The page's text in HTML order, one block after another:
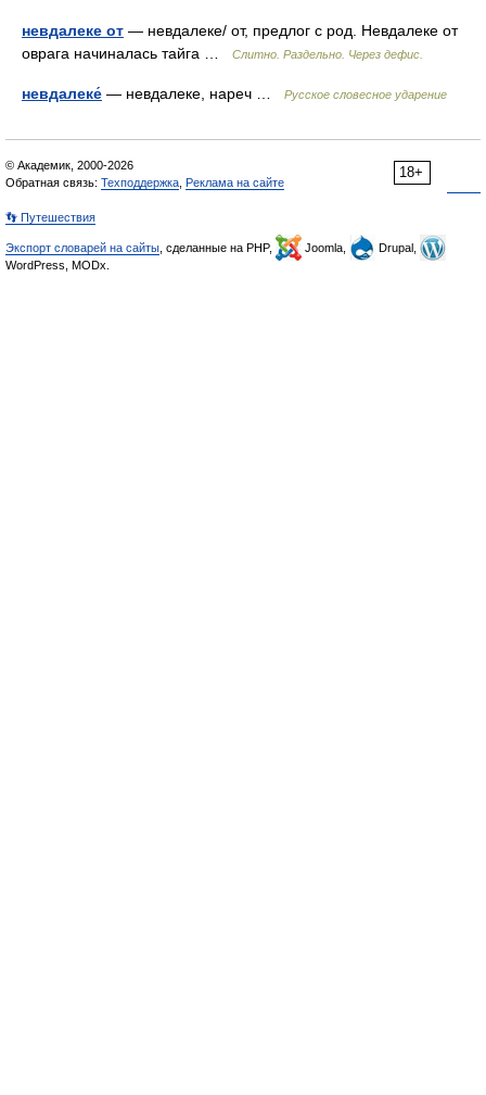
невдалеке от — невдалеке/ от, предлог с род. Невдалеке от
оврага начиналась тайга …
Слитно. Раздельно. Через дефис.
невдалеке́ — невдалеке, нареч … Русское словесное ударение
18+
© Академик, 2000-2026
Обратная связь: Техподдержка Реклама на сайте
👣 Путешествия
Экспорт словарей на сайты , сделанные на PHP, Joomla,
Drupal,
WordPress, MODx.